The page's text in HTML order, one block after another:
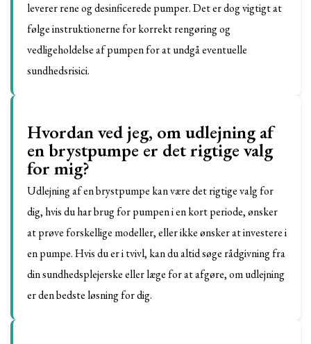
leverer rene og desinficerede pumper. Det er dog vigtigt at
følge instruktionerne for korrekt rengøring og
vedligeholdelse af pumpen for at undgå eventuelle
sundhedsrisici.
Hvordan ved jeg, om udlejning af
en brystpumpe er det rigtige valg
for mig?
Udlejning af en brystpumpe kan være det rigtige valg for
dig, hvis du har brug for pumpen i en kort periode, ønsker
at prøve forskellige modeller, eller ikke ønsker at investere i
en pumpe. Hvis du er i tvivl, kan du altid søge rådgivning fra
din sundhedsplejerske eller læge for at afgøre, om udlejning
er den bedste løsning for dig.